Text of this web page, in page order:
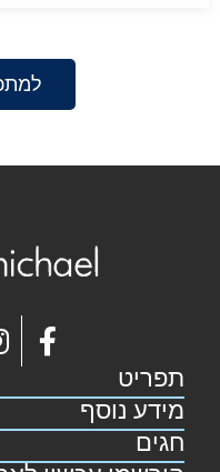
תפריט
דף הבית
קצת על רובי
מתכונים
מידע נוסף
מפת אתר
חגים